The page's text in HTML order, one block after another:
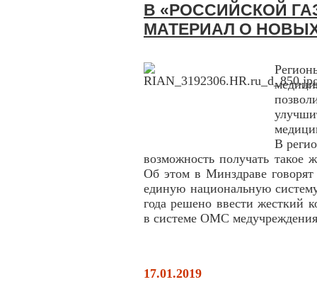
В «РОССИЙСКОЙ
МАТЕРИАЛ О
В
возможность получать такое
Об этом в Минздраве говорят
единую национальную
года решено ввести жесткий
в системе ОМС
17.01.2019